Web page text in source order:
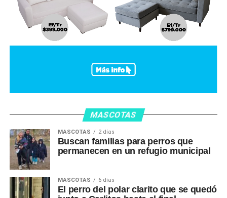
MASCOTAS
MASCOTAS 2 días
Buscan familias para perros que
permanecen en un refugio municipal
MASCOTAS 6 días
El perro del polar clarito que se quedó